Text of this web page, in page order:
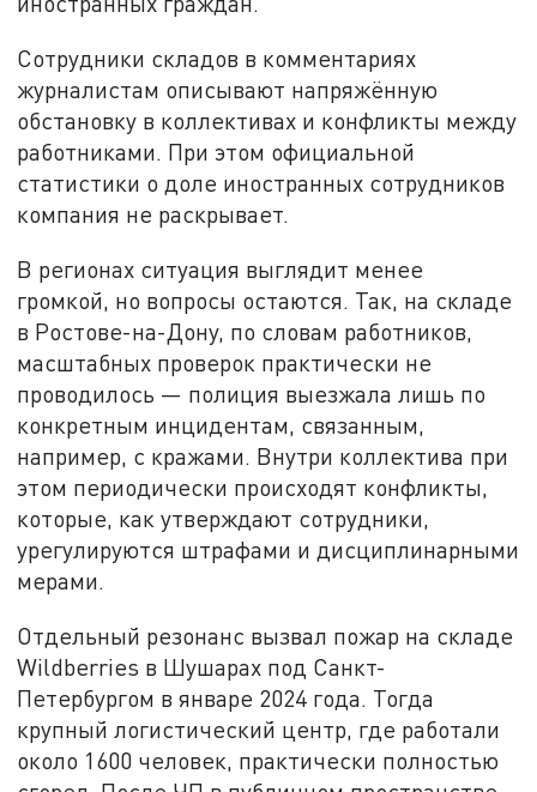
Сотрудники складов в комментариях
журналистам описывают напряжённую
обстановку в коллективах и конфликты между
работниками. При этом официальной
статистики о доле иностранных сотрудников
компания не раскрывает.
В регионах ситуация выглядит менее
громкой, но вопросы остаются. Так, на складе
в Ростове-на-Дону, по словам работников,
масштабных проверок практически не
проводилось — полиция выезжала лишь по
конкретным инцидентам, связанным,
например, с кражами. Внутри коллектива при
этом периодически происходят конфликты,
которые, как утверждают сотрудники,
урегулируются штрафами и дисциплинарными
мерами.
Отдельный резонанс вызвал пожар на складе
Wildberries в Шушарах под Санкт-
Петербургом в январе 2024 года. Тогда
крупный логистический центр, где работали
около 1600 человек, практически полностью